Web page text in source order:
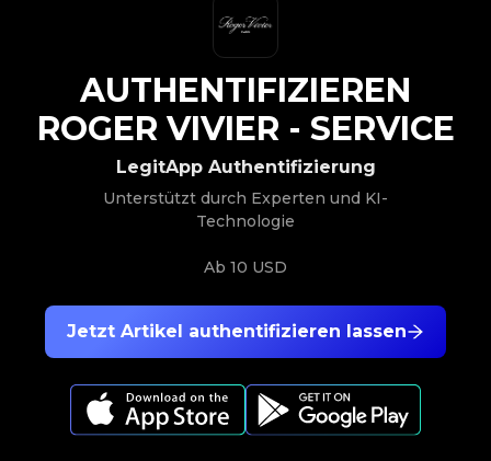
Jetzt Artikel authentifizieren lassen
LegitApp Authentifizierung
Unterstützt durch Experten und KI-
Technologie
Ab 10 USD
AUTHENTIFIZIEREN
ROGER VIVIER- SERVICE